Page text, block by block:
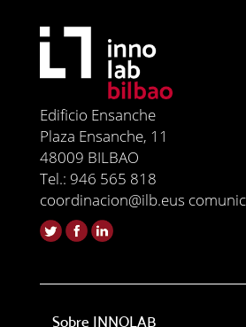
Edificio Ensanche
Plaza Ensanche, 11
48009 BILBAO
Tel.: 946 565 818
coordinacion@ilb.eus
Sobre INNOLAB